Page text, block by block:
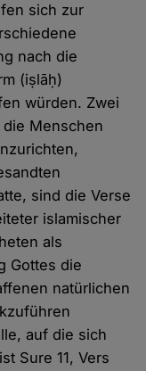
sich zur
nach die
(iṣlāḥ)
würden. Zwei
Menschen
sind die Verse
islamischer
als
Gottes die
natürlichen
auf die sich
Sure 11, Vers